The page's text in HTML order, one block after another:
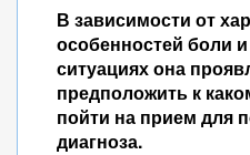
В зависимости от
особенностей боли и
ситуациях она
предположить к
пойти на прием для
диагноза.